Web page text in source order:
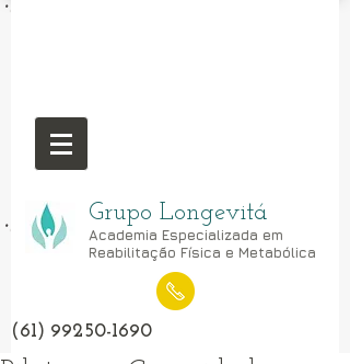
Grupo Longevitá
Academia Especializada em
Reabilitação Física e Metabólica
(61) 99250-1690